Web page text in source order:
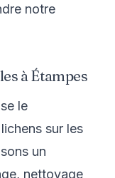
notre
à Étampes
le
sur les
un
nettoyage